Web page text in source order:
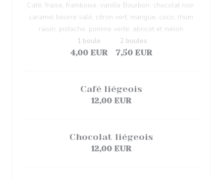
Café, fraise, framboise, vanille Bourbon, chocolat noir.
caramel beurre salé, citron vert, mangue, coco, rhum
raisin, pistache. pomme verte, abricot et melon
4,00 EUR
1 boule
7,50 EUR
2 boules
Café liégeois
12,00 EUR
Chocolat liégeois
12,00 EUR